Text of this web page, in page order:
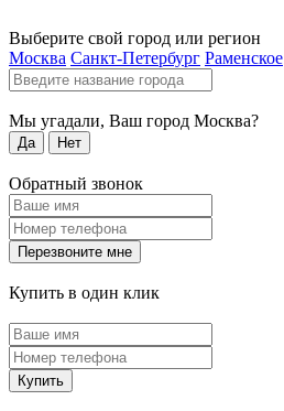
Выберите свой город или регион
Москва Санкт-Петербург Раменское
Мы угадали, Ваш город Москва?
Да Нет
Обратный звонок
Перезвоните мне
Купить в один клик
Купить